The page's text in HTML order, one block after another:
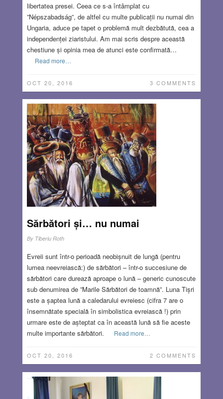
libertatea presei. Ceea ce s-a întâmplat cu
”Népszabadság”, de altfel cu multe publicații nu numai din
Ungaria, aduce pe tapet o problemă mult dezbătută, cea a
independenței ziaristului. Am mai scris despre această
chestiune și opinia mea de atunci este confirmată…
Read more…
OCT 20, 2016 3 COMMENTS
Sărbători și… nu numai
By Tiberiu Roth
Evreii sunt într-o perioadă neobișnuit de lungă (pentru
lumea neevreiască:) de sărbători – într-o succesiune de
sărbători care durează aproape o lună – generic cunoscute
sub denumirea de ”Marile Sărbători de toamnă”. Luna Tișri
este a șaptea lună a caledarului evreiesc (cifra 7 are o
însemnătate specială în simbolistica evreiască !) prin
urmare este de așteptat ca în această lună să fie aceste
multe importante sărbători.
Read more…
OCT 20, 2016 2 COMMENTS